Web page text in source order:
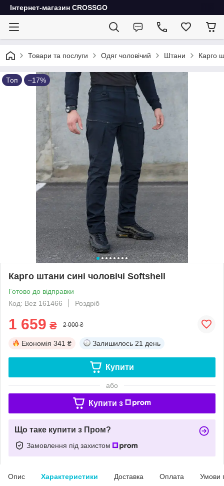
Інтернет-магазин CROSSGO
Товари та послуги Одяг чоловічий Штани Карго
Топ –17%
Карго штани сині чоловічі Softshell
Готово до відправки
Код: Bez 161466
Роздріб
1 659 ₴ 2 000 ₴
Економія 341 ₴ Залишилось 21 день
Купити
або
Купити з
Що таке купити з Пром?
Замовлення під захистом
Опис Характеристики Доставка Оплата Умови